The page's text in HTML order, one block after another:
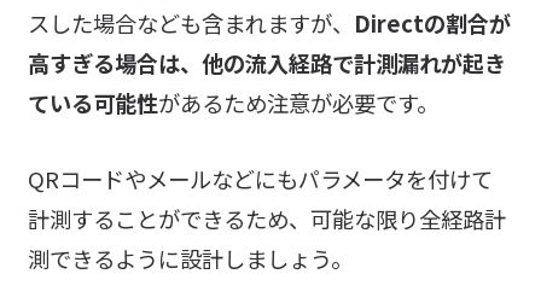
スした場合なども含まれますが、 Directの割合が
高すぎる場合は、他の流入経路で計測漏れが起き
ている可能性があるため注意が必要です。
QRコードやメールなどにもパラメータを付けて
計測することができるため、可能な限り全経路計
測できるように設計しましょう。